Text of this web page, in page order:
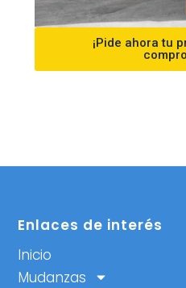
¡Pide ahora tu
Enlaces de interés
Inicio
Mudanzas